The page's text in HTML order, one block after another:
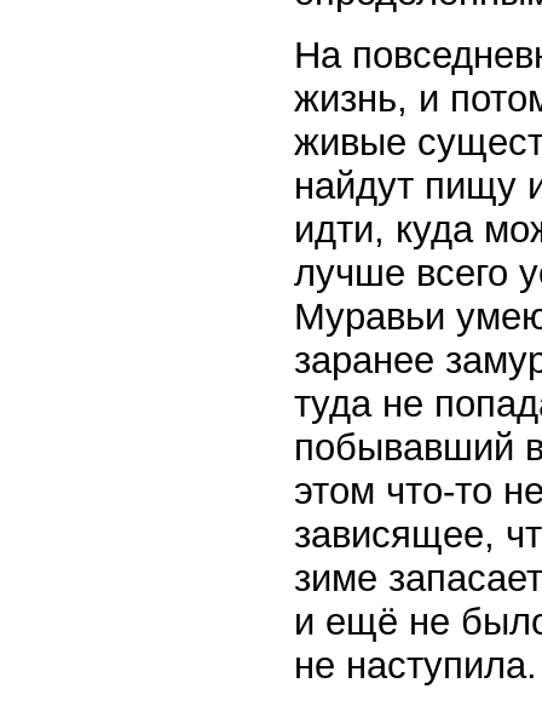
На
жизнь, и
живые
найдут пищу
идти, куда
лучше всего
Муравьи
заранее
туда не
побывавший в
этом что-то
зависящее,
зиме
и ещё не
не наступила.